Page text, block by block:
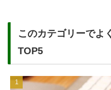
このカテゴリーで
TOP5